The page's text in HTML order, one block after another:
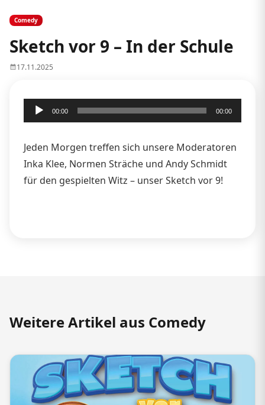
Comedy
Sketch vor 9 – In der Schule
17.11.2025
Audio-
Player
00:00 00:00
Jeden Morgen treffen sich unsere Moderatoren
Inka Klee, Normen Sträche und Andy Schmidt
für den gespielten Witz – unser Sketch vor 9!
Weitere Artikel aus Comedy